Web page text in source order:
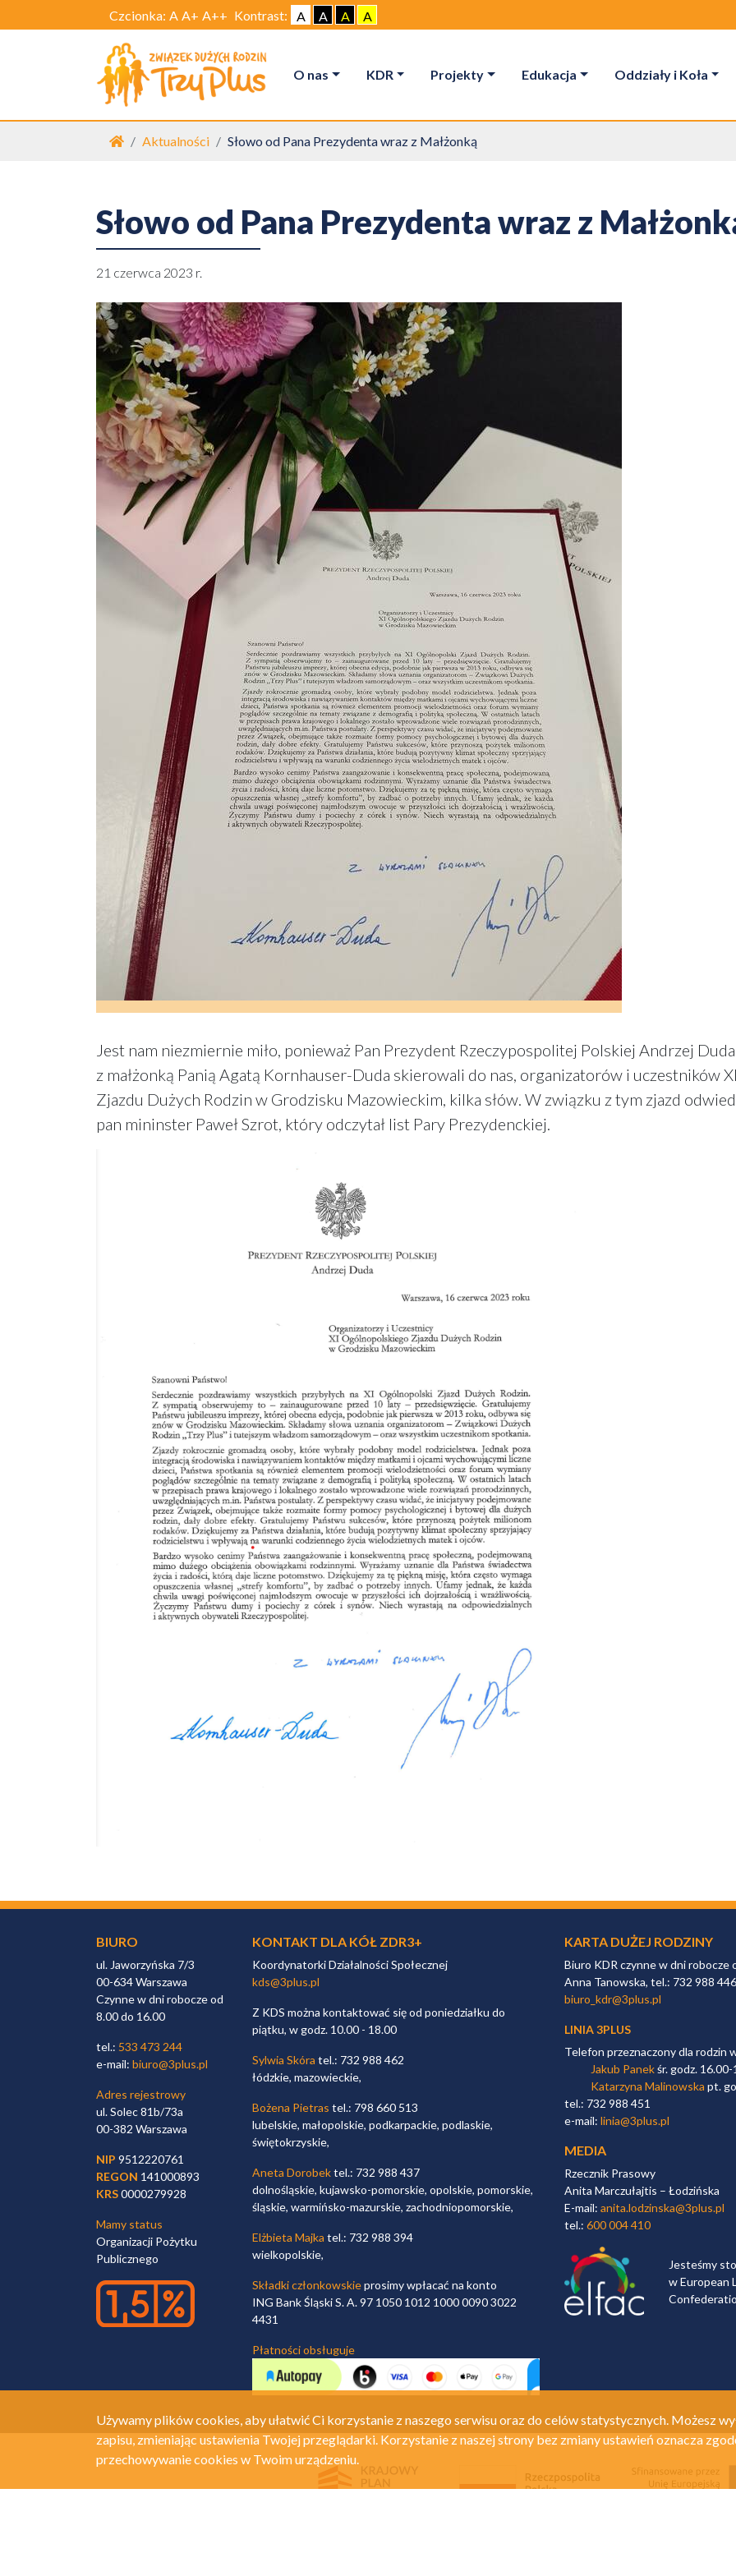
Czcionka: A A+ A++ Kontrast: A A A A
O nas KDR Projekty Edukacja Oddziały i Koła
Strona główna
Aktualności Słowo od Pana Prezydenta wraz z Małżonką
Słowo od Pana Prezydenta wraz z
21 czerwca 2023 r.
Jest nam niezmiernie miło, ponieważ Pan Prezydent Rzeczypospolitej Polskiej Andrzej
z małżonką Panią Agatą Kornhauser-Duda skierowali do nas, organizatorów i uczestników XI
Zjazdu Dużych Rodzin w Grodzisku Mazowieckim, kilka słów. W związku z tym zjazd
pan mininster Paweł Szrot, który odczytał list Pary Prezydenckiej.
BIURO
ul. Jaworzyńska 7/3
00-634 Warszawa
Czynne w dni robocze od
8.00 do 16.00
tel.: 533 473 244
e-mail: biuro@3plus.pl
Adres rejestrowy
ul. Solec 81b/73a
00-382 Warszawa
NIP 9512220761
REGON 141000893
KRS0000279928
Mamy status
Organizacji Pożytku
Publicznego
KONTAKT DLA KÓŁ ZDR3+
Koordynatorki Działalności Społecznej
kds@3plus.pl
Z KDS można kontaktować się od poniedziałku do
piątku, w godz. 10.00 - 18.00
Sylwia Skóra tel.: 732 988 462
łódzkie, mazowieckie,
Bożena Pietras tel.: 798 660 513
lubelskie, małopolskie, podkarpackie, podlaskie,
świętokrzyskie,
Aneta Dorobektel.: 732 988 437
dolnośląskie, kujawsko-pomorskie, opolskie, pomorskie,
śląskie, warmińsko-mazurskie, zachodniopomorskie,
Elżbieta Majka tel.: 732 988 394
wielkopolskie,
Składki członkowskieprosimy wpłacać na konto
ING Bank Śląski S. A. 97 1050 1012 1000 0090 3022
4431
Płatności obsługuje
KARTA DUŻEJ RODZINY
Biuro KDR czynne w dni robocze
Anna Tanowska, tel.: 732 988 446
biuro_kdr@3plus.pl
LINIA 3PLUS
Telefon przeznaczony dla rodzin
Jakub Panekśr. godz. 16.00-
Katarzyna Malinowska pt.
tel.: 732 988 451
e-mail: linia@3plus.pl
MEDIA
Rzecznik Prasowy
Anita Marczułajtis – Łodzińska
E-mail: anita.lodzinska@3plus.pl
tel.: 600 004 410
Jesteśmy
w European
Używamy plików cookies, aby ułatwić Ci korzystanie z naszego serwisu oraz do celów statystycznych. Możesz
zapisu, zmieniając ustawienia Twojej przeglądarki. Korzystanie z naszej strony bez zmiany ustawień oznacza
przechowywanie cookies w Twoim urządzeniu.